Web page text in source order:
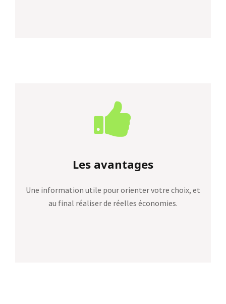
Les avantages
Une information utile pour orienter votre choix, et
au final réaliser de réelles économies.